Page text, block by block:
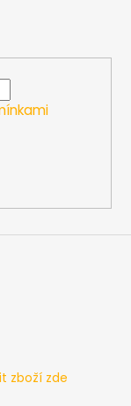
zboží zde